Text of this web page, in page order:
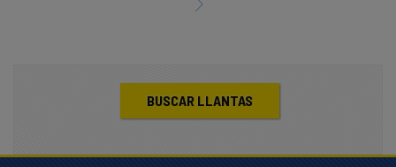
BUSCAR LLANTAS